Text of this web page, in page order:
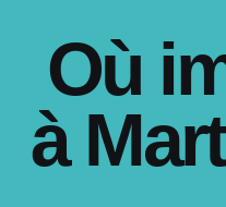
Où
à